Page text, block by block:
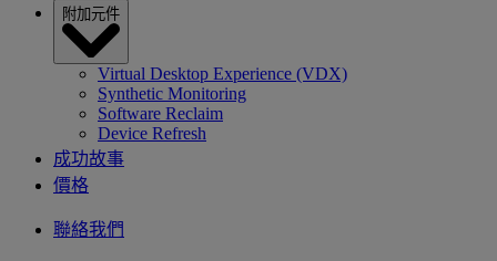
附加元件
Virtual Desktop Experience (VDX)
Synthetic Monitoring
Software Reclaim
Device Refresh
成功故事
價格
聯絡我們